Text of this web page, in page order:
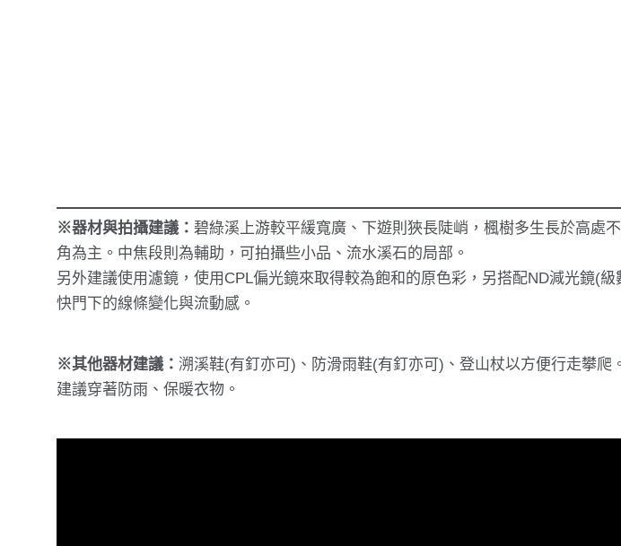
※器材與拍攝建議：碧綠溪上游較平緩寬廣、下遊則狹長陡峭，楓樹多生長於高處
角為主。中焦段則為輔助，可拍攝些小品、流水溪石的局部。
另外建議使用濾鏡，使用CPL偏光鏡來取得較為飽和的原色彩，另搭配ND減光鏡(
快門下的線條變化與流動感。
※其他器材建議： 溯溪鞋(有釘亦可)、防滑雨鞋(有釘亦可)、登山杖以方便行走攀爬
建議穿著防雨、保暖衣物。